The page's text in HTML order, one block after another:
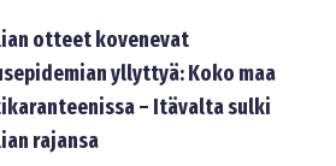
otteet kovenevat
yllyttyä: Koko maa
– Itävalta sulki
rajansa